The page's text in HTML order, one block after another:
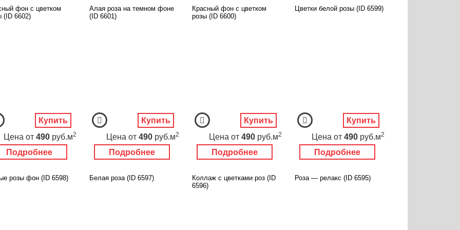
фон с цветком
(ID 6602)
Подробнее
Цена от 490 руб.м2
Купить
Алая роза на темном фоне
(ID 6601)
Подробнее
Цена от 490 руб.м2
Купить
Красный фон с цветком
розы (ID 6600)
Подробнее
Цена от 490 руб.м2
Купить
Цветки белой розы (ID 6599)
Подробнее
Цена от 490 руб.м2
Купить
розы фон (ID 6598) Белая роза (ID 6597)
Коллаж с цветками роз (ID
6596)
Роза — релакс (ID 6595)